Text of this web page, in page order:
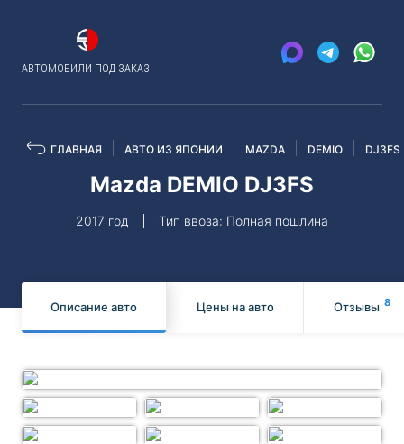
АВТОМОБИЛИ ПОД ЗАКАЗ
ГЛАВНАЯ АВТО ИЗ ЯПОНИИ MAZDA DEMIO DJ3FS
Mazda DEMIO DJ3FS
2017 год Тип ввоза: Полная пошлина
Описание авто Цены на авто Отзывы 8